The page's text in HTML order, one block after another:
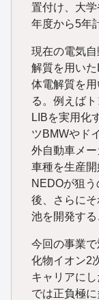
置付け、大
年度から5年
現在の電気
解質を用い
体電解質を
る。例えば
LIBを実用化
ツBMWやド
外自動車メ
車種を生産開
NEDOが狙
後、さらに
池を開発する
今回の事業
化物イオン2
キャリアに
では正負極